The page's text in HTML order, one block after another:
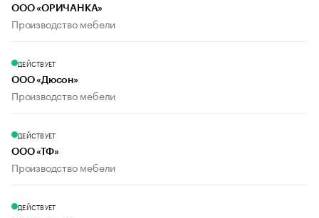
ООО «ОРИЧАНКА»
Производство мебели
ДЕЙСТВУЕТ
ООО «Дюсон»
Производство мебели
ДЕЙСТВУЕТ
ООО «ТФ»
Производство мебели
ДЕЙСТВУЕТ